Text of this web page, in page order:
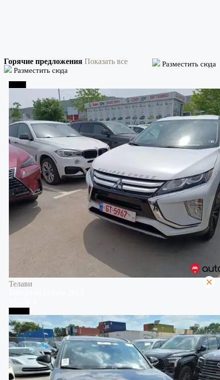
Горячие предложения Показать все
Разместить сюда
Разместить сюда
Телави